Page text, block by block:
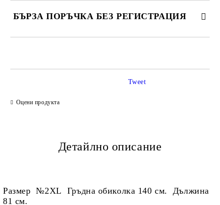
БЪРЗА ПОРЪЧКА БЕЗ РЕГИСТРАЦИЯ
Оцени продукта
Tweet
Детайлно описание
Размер№2XL Гръдна обиколка 140 см. Дължина
81 см.